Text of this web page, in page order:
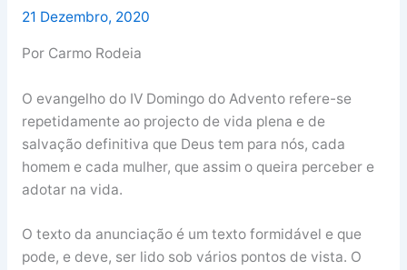
21 Dezembro, 2020
Por Carmo Rodeia
O evangelho do IV Domingo do Advento refere-se
repetidamente ao projecto de vida plena e de
salvação definitiva que Deus tem para nós, cada
homem e cada mulher, que assim o queira perceber e
adotar na vida.
O texto da anunciação é um texto formidável e que
pode, e deve, ser lido sob vários pontos de vista. O